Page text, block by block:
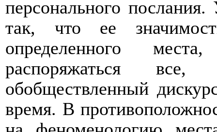
персонального послания.
так, что ее
определенного
распоряжаться
обобществленный
время. В